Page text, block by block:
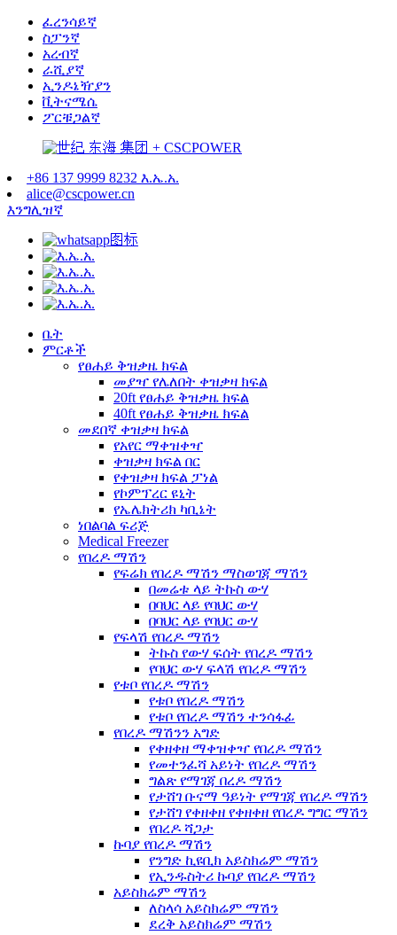
ፈረንሳይኛ
ስፓንኛ
አረብኛ
ራሺያኛ
ኢንዶኔዥያን
ቪትናሜሴ
ፖርቹጋልኛ
+86 137 9999 8232 እ.ኤ.አ.
alice@cscpower.cn
እንግሊዝኛ
ቤት
ምርቶች
የፀሐይ ቅዝቃዜ ክፍል
መያዣ የሌለበት ቀዝቃዛ ክፍል
20ft የፀሐይ ቅዝቃዜ ክፍል
40ft የፀሐይ ቅዝቃዜ ክፍል
መደበኛ ቀዝቃዛ ክፍል
የአየር ማቀዝቀዣ
ቀዝቃዛ ክፍል በር
የቀዝቃዛ ክፍል ፓነል
የኮምፕረር ዩኒት
የኤሌክትሪክ ካቢኔት
ነበልባል ፍሪጅ
Medical Freezer
የበረዶ ማሽን
የፍሬክ የበረዶ ማሽን ማስወገጃ ማሽን
በመሬቱ ላይ ትኩስ ውሃ
በባህር ላይ የባህር ውሃ
በባህር ላይ የባህር ውሃ
የፍላሽ የበረዶ ማሽን
ትኩስ የውሃ ፍሰት የበረዶ ማሽን
የባህር ውሃ ፍላሽ የበረዶ ማሽን
የቱቦ የበረዶ ማሽን
የቱቦ የበረዶ ማሽን
የቱቦ የበረዶ ማሽን ተንሳፋፊ
የበረዶ ማሽንን አግድ
የቀዘቀዘ ማቀዝቀዣ የበረዶ ማሽን
የመተንፈሻ አይነት የበረዶ ማሽን
ግልጽ የማገጃ በረዶ ማሽን
የታሸገ ቡናማ ዓይነት የማገጃ የበረዶ ማሽን
የታሸገ የቀዘቀዘ የቀዘቀዘ የበረዶ ግግር ማሽን
የበረዶ ሻጋታ
ኩባያ የበረዶ ማሽን
የንግድ ኪዩቢክ አይስክሬም ማሽን
የኢንዱስትሪ ኩባያ የበረዶ ማሽን
አይስክሬም ማሽን
ለስላሳ አይስክሬም ማሽን
ደረቅ አይስክሬም ማሽን